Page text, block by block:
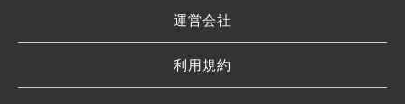
運営会社
利用規約